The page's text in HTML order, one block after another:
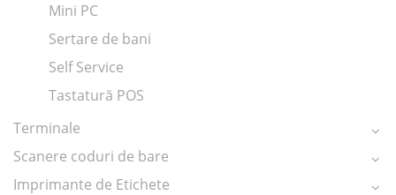
Mini PC
Sertare de bani
Self Service
Tastatură POS
Terminale
Scanere coduri de bare
Imprimante de Etichete